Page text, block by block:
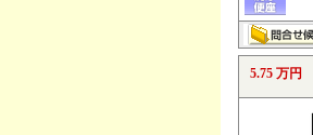
5.75 万円